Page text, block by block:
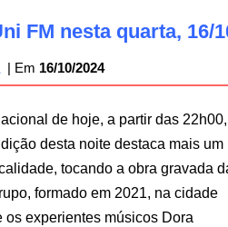
FM nesta quarta, 16/
16/10/2024
de hoje, a partir das 22h00,
desta noite destaca mais um
tocando a obra gravada
formado em 2021, na cidade
experientes músicos Dora